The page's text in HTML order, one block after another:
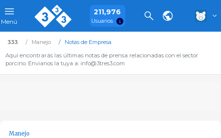
Menú
211,976
Usuarios
333 Manejo
Notas de Empresa
Aquí encontrarás las últimas notas de prensa relacionadas con el sector
porcino. Envianos la tuya a: info@3tres3.com
Manejo